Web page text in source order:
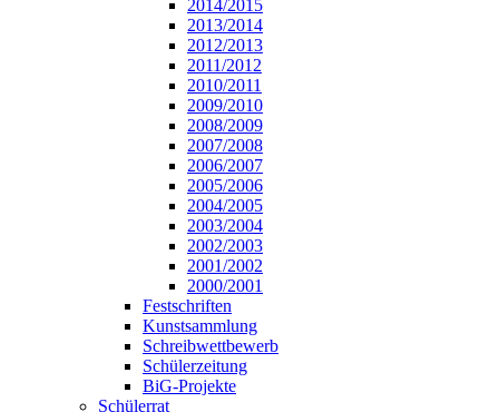
2014/2015
2013/2014
2012/2013
2011/2012
2010/2011
2009/2010
2008/2009
2007/2008
2006/2007
2005/2006
2004/2005
2003/2004
2002/2003
2001/2002
2000/2001
Festschriften
Kunstsammlung
Schreibwettbewerb
Schülerzeitung
BiG-Projekte
Schülerrat